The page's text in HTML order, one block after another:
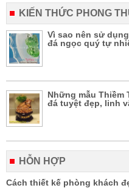
KIẾN THỨC PHONG
Vì sao nên sử
đá ngọc quý tự
Những mẫu
đá tuyệt đẹp, linh
HỖN HỢP
Cách thiết kế phòng khách